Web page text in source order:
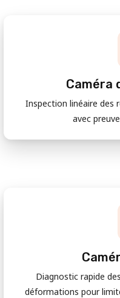
Caméra
Inspection linéaire des
avec
Diagnostic rapide
déformations pour